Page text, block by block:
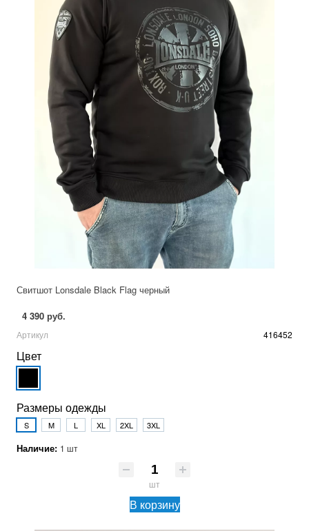
Свитшот Lonsdale Black Flag черный
4 390 руб.
Артикул 416452
Цвет
Размеры одежды
S M L XL 2XL 3XL
Наличие: 1 шт
шт
В корзину